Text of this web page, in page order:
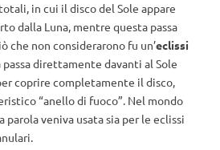
in cui il disco del Sole appare
dalla Luna, mentre questa passa
che non considerarono fu un’eclissi
passa direttamente davanti al Sole
coprire completamente il disco,
“anello di fuoco”. Nel mondo
veniva usata sia per le eclissi